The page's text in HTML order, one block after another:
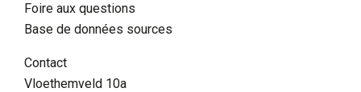
Foire aux questions
Base de données sources
Contact
Vloethemveld 10a